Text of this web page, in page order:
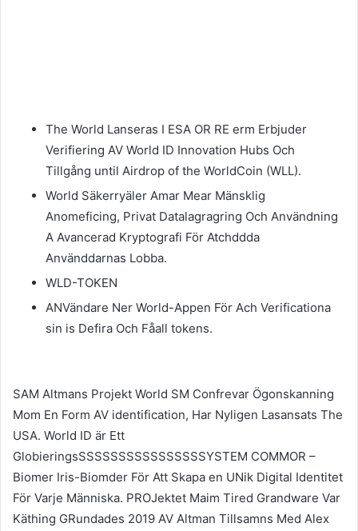
The World Lanseras I ESA OR RE erm Erbjuder
Verifiering AV World ID Innovation Hubs Och
Tillgång until Airdrop of the WorldCoin (WLL).
World Säkerryäler Amar Mear Mänsklig
Anomeficing, Privat Datalagragring Och Användning
A Avancerad Kryptografi För Atchddda
Använddarnas Lobba.
WLD-TOKEN
ANVändare Ner World-Appen För Ach Verificationa
sin is Defira Och Fåall tokens.
SAM Altmans Projekt World SM Confrevar Ögonskanning
Mom En Form AV identification, Har Nyligen Lasansats The
USA. World ID är Ett
GlobieringsSSSSSSSSSSSSSSSSYSTEM COMMOR –
Biomer Iris-Biomder För Att Skapa en UNik Digital Identitet
För Varje Människa. PROJektet Maim Tired Grandware Var
Käthing GRundades 2019 AV Altman Tillsamns Med Alex